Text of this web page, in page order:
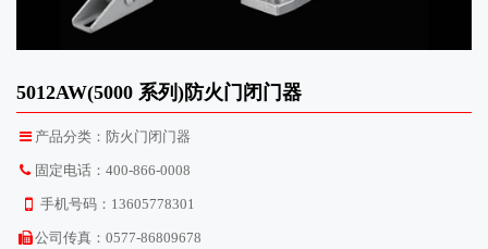
5012AW(5000 系列)防火门闭门器
产品分类：防火门闭门器
固定电话：400-866-0008
手机号码：13605778301
公司传真：0577-86809678